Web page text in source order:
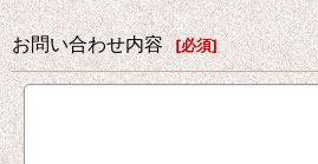
お問い合わせ内容 [必須]